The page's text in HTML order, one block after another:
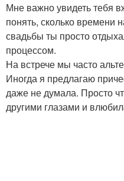
Мне важно увидеть тебя
понять, сколько времени
свадьбы ты просто
процессом.
На встрече мы часто
Иногда я предлагаю
даже не думала. Просто
другими глазами и